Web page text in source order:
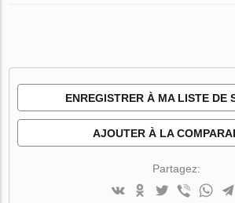
ENREGISTRER À MA LISTE DE
AJOUTER À LA
Partagez: